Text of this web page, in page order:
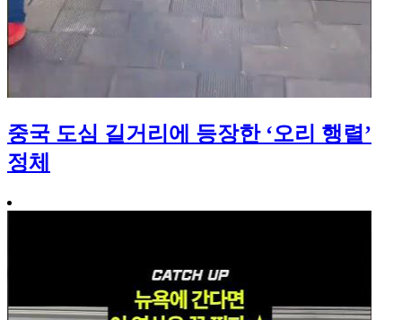
중국 도심 길거리에 등장한 ‘오리 행렬’
정체